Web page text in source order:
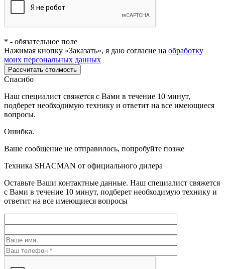
* - обязательное поле
Нажимая кнопку «Заказать», я даю согласие на обработку
моих персональных данных
Рассчитать стоимость
Спасибо
Наш специалист свяжется с Вами в течение 10 минут,
подберет необходимую технику и ответит на все имеющиеся
вопросы.
Ошибка.
Ваше сообщение не отправилось, попробуйте позже
Техника SHACMAN от официального дилера
Оставьте Ваши контактные данные. Наш специалист свяжется
с Вами в течение 10 минут, подберет необходимую технику и
ответит на все имеющиеся вопросы